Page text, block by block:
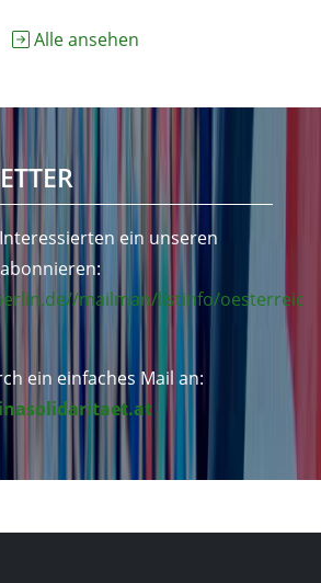
Alle ansehen
ein unseren
mailman/listinfo/oesterreic
ein einfaches Mail an: